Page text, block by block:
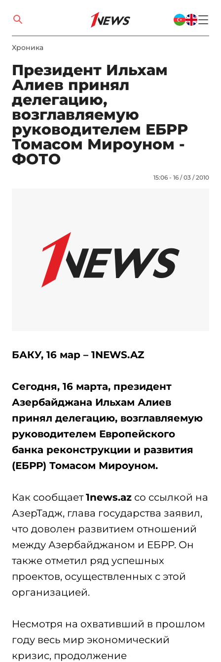
Xроника
Президент Ильхам
Алиев принял
делегацию,
возглавляемую
руководителем ЕБРР
Томасом Мироуном -
ФОТО
15:06 - 16 / 03 / 2010
БАКУ, 16 мар – 1NEWS.AZ
Сегодня, 16 марта, президент
Азербайджана Ильхам Алиев
принял делегацию, возглавляемую
руководителем Европейского
банка реконструкции и развития
(ЕБРР) Томасом Мироуном.
Как сообщает1news.az со ссылкой на
АзерТадж, глава государства заявил,
что доволен развитием отношений
между Азербайджаном и ЕБРР. Он
также отметил ряд успешных
проектов, осуществленных с этой
организацией.
Несмотря на охвативший в прошлом
году весь мир экономический
кризис, продолжение